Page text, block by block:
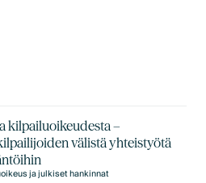
kilpailuoikeudesta –
välistä yhteistyötä
ja julkiset hankinnat